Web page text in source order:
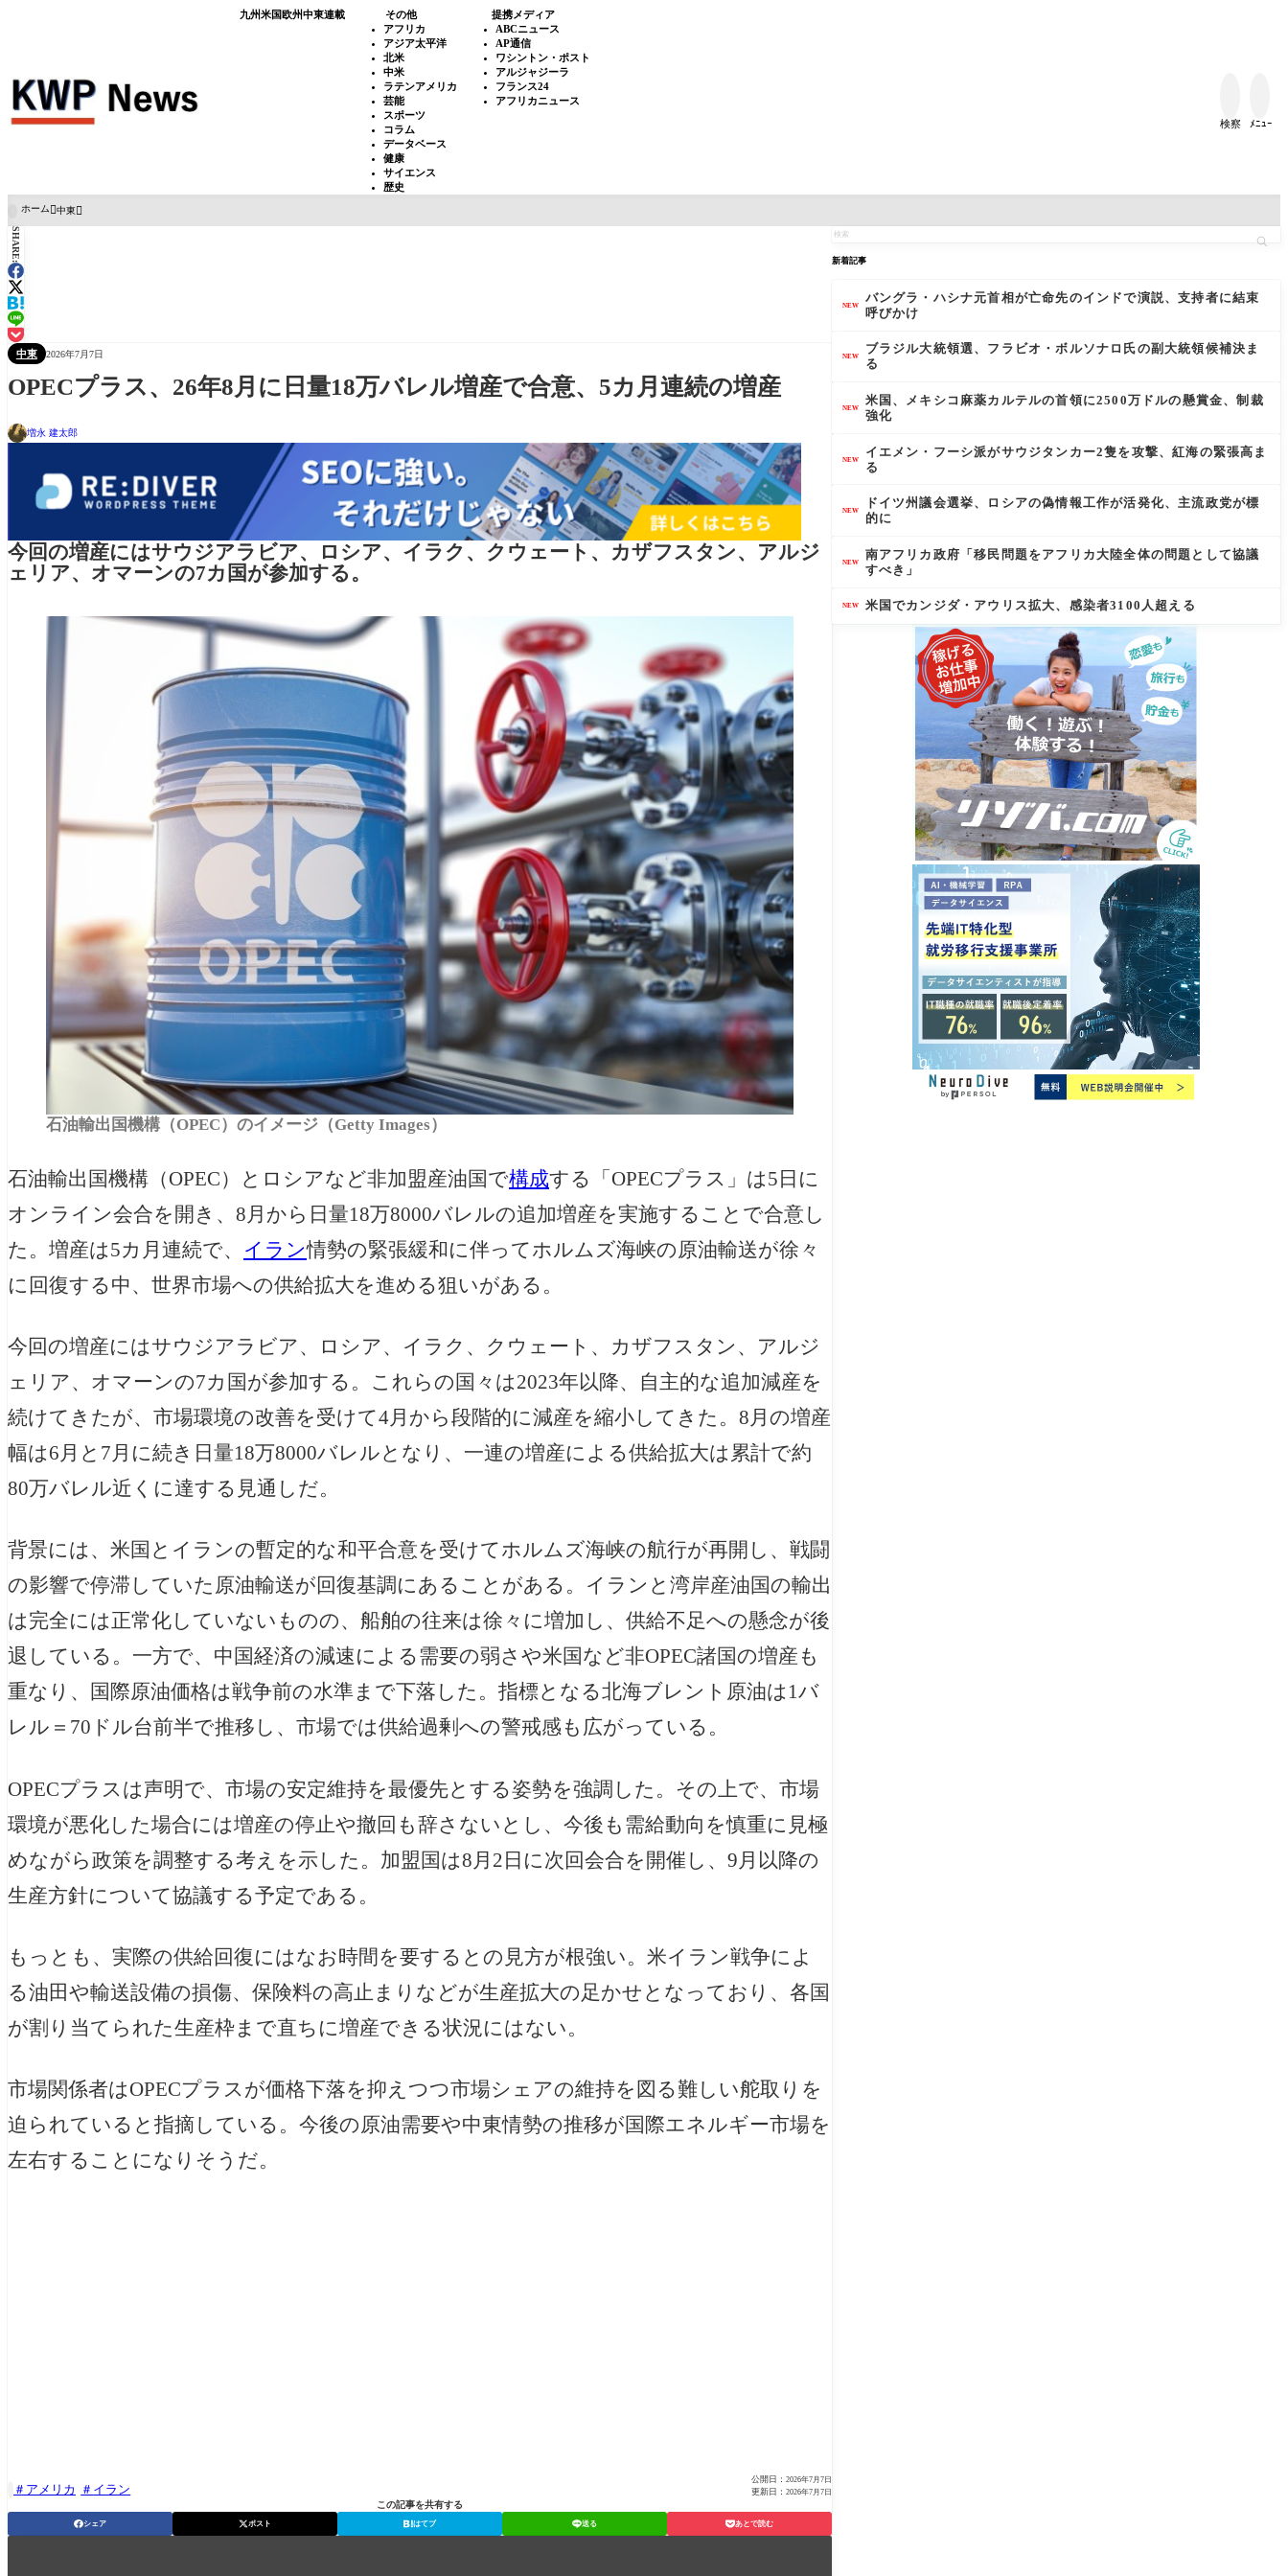
九州米国欧州中東連載
その他
アフリカ
アジア太平洋
北米
中米
ラテンアメリカ
芸能
スポーツ
コラム
データベース
健康
サイエンス
歴史
提携メディア
ABCニュース
AP通信
ワシントン・ポスト
アルジャジーラ
フランス24
アフリカニュース
検察 ﾒﾆｭｰ
ホーム 中東
SHARE:
中東 2026年7月7日
OPECプラス、26年8月に日量18万バレル増産で合意、5カ月連続の増産
増永 建太郎
今回の増産にはサウジアラビア、ロシア、イラク、クウェート、カザフスタン、アルジ
ェリア、オマーンの7カ国が参加する。
石油輸出国機構（OPEC）のイメージ（Getty Images）
石油輸出国機構（OPEC）とロシアなど非加盟産油国で構成する「OPECプラス」は5日に
オンライン会合を開き、8月から日量18万8000バレルの追加増産を実施することで合意し
た。増産は5カ月連続で、 イラン情勢の緊張緩和に伴ってホルムズ海峡の原油輸送が徐々
に回復する中、世界市場への供給拡大を進める狙いがある。
今回の増産にはサウジアラビア、ロシア、イラク、クウェート、カザフスタン、アルジ
ェリア、オマーンの7カ国が参加する。これらの国々は2023年以降、自主的な追加減産を
続けてきたが、市場環境の改善を受けて4月から段階的に減産を縮小してきた。8月の増産
幅は6月と7月に続き日量18万8000バレルとなり、一連の増産による供給拡大は累計で約
80万バレル近くに達する見通しだ。
背景には、米国とイランの暫定的な和平合意を受けてホルムズ海峡の航行が再開し、戦闘
の影響で停滞していた原油輸送が回復基調にあることがある。イランと湾岸産油国の輸出
は完全には正常化していないものの、船舶の往来は徐々に増加し、供給不足への懸念が後
退している。一方で、中国経済の減速による需要の弱さや米国など非OPEC諸国の増産も
重なり、国際原油価格は戦争前の水準まで下落した。指標となる北海ブレント原油は1バ
レル＝70ドル台前半で推移し、市場では供給過剰への警戒感も広がっている。
OPECプラスは声明で、市場の安定維持を最優先とする姿勢を強調した。その上で、市場
環境が悪化した場合には増産の停止や撤回も辞さないとし、今後も需給動向を慎重に見極
めながら政策を調整する考えを示した。加盟国は8月2日に次回会合を開催し、9月以降の
生産方針について協議する予定である。
もっとも、実際の供給回復にはなお時間を要するとの見方が根強い。米イラン戦争によ
る油田や輸送設備の損傷、保険料の高止まりなどが生産拡大の足かせとなっており、各国
が割り当てられた生産枠まで直ちに増産できる状況にはない。
市場関係者はOPECプラスが価格下落を抑えつつ市場シェアの維持を図る難しい舵取りを
迫られていると指摘している。今後の原油需要や中東情勢の推移が国際エネルギー市場を
左右することになりそうだ。
アメリカ イラン
公開日： 2026年7月7日
更新日： 2026年7月7日
この記事を共有する
シェア ポスト はてブ 送る あとで読む
新着記事
NEW
バングラ・ハシナ元首相が亡命先のインドで演説、支持者に結束
呼びかけ
NEW
ブラジル大統領選、フラビオ・ボルソナロ氏の副大統領候補決ま
る
NEW
米国、メキシコ麻薬カルテルの首領に2500万ドルの懸賞金、制裁
強化
NEW
イエメン・フーシ派がサウジタンカー2隻を攻撃、紅海の緊張高ま
る
NEW
ドイツ州議会選挙、ロシアの偽情報工作が活発化、主流政党が標
的に
NEW
南アフリカ政府「移民問題をアフリカ大陸全体の問題として協議
すべき」
NEW 米国でカンジダ・アウリス拡大、感染者3100人超える